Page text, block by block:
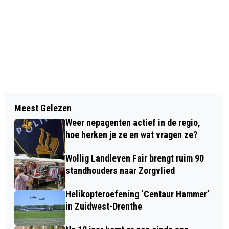
EEN DAGJE EROP UIT IN NOORD-
NEDERLAND: DIT BEN JE KWIJT
NINA HOUTZAGER UIT ROUVEEN
HOUDT DE ORANJE EER HOOG
Meest Gelezen
Weer nepagenten actief in de regio,
hoe herken je ze en wat vragen ze?
Wollig Landleven Fair brengt ruim 90
standhouders naar Zorgvlied
Helikopteroefening ‘Centaur Hammer’
in Zuidwest-Drenthe